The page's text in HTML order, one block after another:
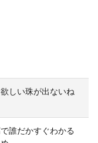
しい珠が出ないね
誰だかすぐわかる